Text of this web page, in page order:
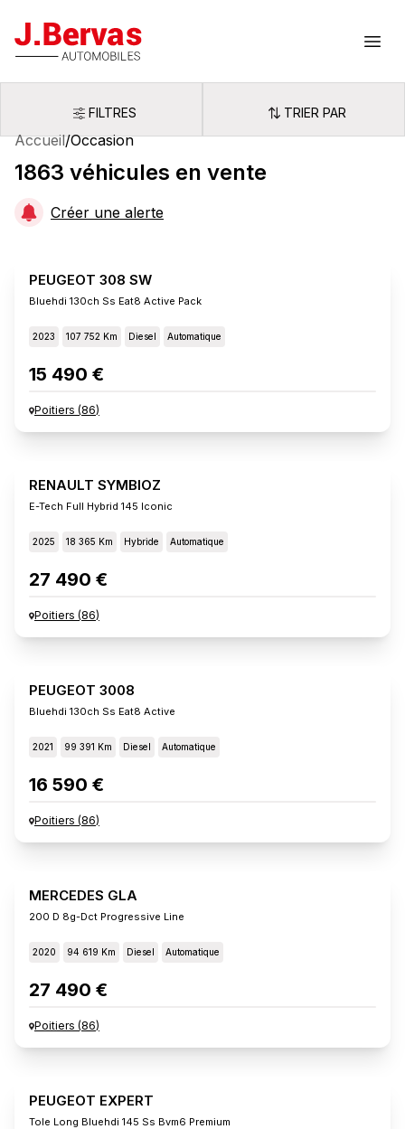
J.Bervas
Filtres
FILTRES Trier par
TRIER PAR
Accueil/Occasion
1863 véhicules en vente
Créer une alerte
PEUGEOT 308 SW
Bluehdi 130ch Ss Eat8 Active Pack
2023 107 752 Km Diesel Automatique
15 490 €
Poitiers (86)
RENAULT SYMBIOZ
E-Tech Full Hybrid 145 Iconic
2025 18 365 Km Hybride Automatique
27 490 €
Poitiers (86)
PEUGEOT 3008
Bluehdi 130ch Ss Eat8 Active
2021 99 391 Km Diesel Automatique
16 590 €
Poitiers (86)
MERCEDES GLA
200 D 8g-Dct Progressive Line
2020 94 619 Km Diesel Automatique
27 490 €
Poitiers (86)
PEUGEOT EXPERT
Tole Long Bluehdi 145 Ss Bvm6 Premium